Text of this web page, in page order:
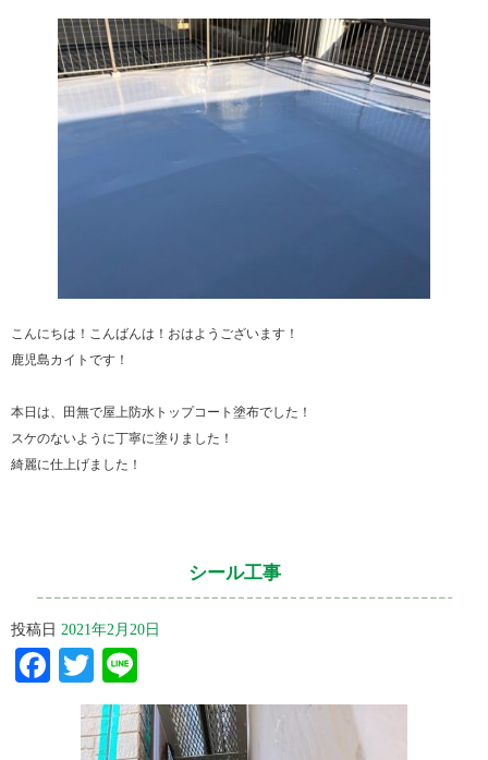
こんにちは！こんばんは！おはようございます！
鹿児島カイトです！
本日は、田無で屋上防水トップコート塗布でした！
スケのないように丁寧に塗りました！
綺麗に仕上げました！
シール工事
投稿日 2021年2月20日
Facebook
Twitter